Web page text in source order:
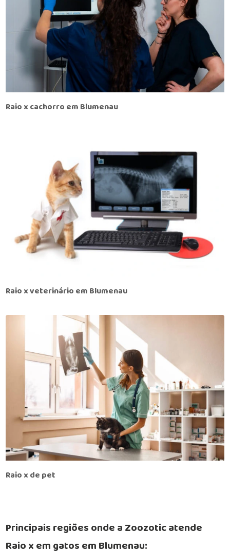
Raio x cachorro em Blumenau
Raio x veterinário em Blumenau
Raio x de pet
Principais regiões onde a Zoozotic atende
Raio x em gatos em Blumenau: